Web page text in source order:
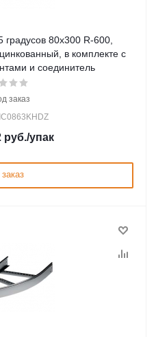
градусов 80x300 R-600,
в комплекте с
и соединитель
заказ
руб./упак